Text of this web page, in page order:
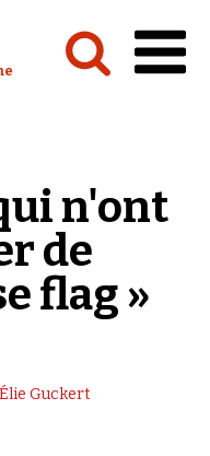
:
n'ont
de
flag »
Élie Guckert